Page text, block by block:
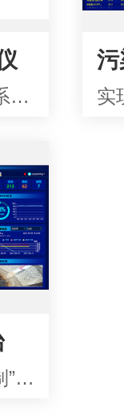
专为环境在线监测监控系统研发的新一代大屏环保数据采集传输仪
平台采用“互联网+河长制”思维，实现河湖精细化管理 动态监测预警